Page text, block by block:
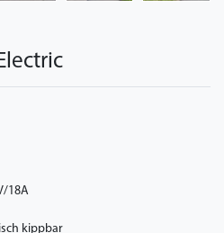
18A
kippbar